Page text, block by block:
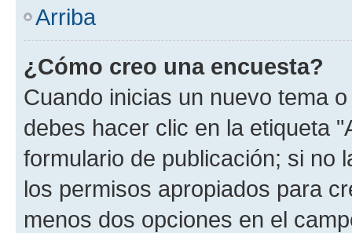
Arriba
¿Cómo creo una encuesta?
Cuando inicias un nuevo tema
debes hacer clic en la etiqueta
formulario de publicación; si no
los permisos apropiados para
menos dos opciones en el